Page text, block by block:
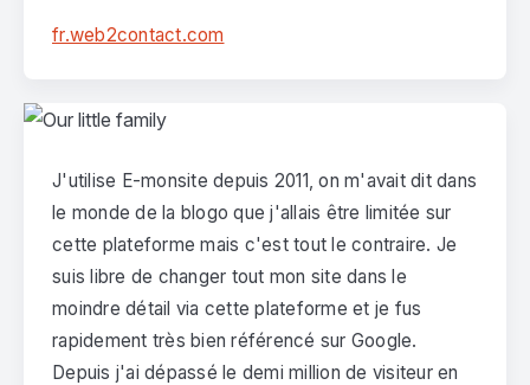
fr.web2contact.com
J'utilise E-monsite depuis 2011, on m'avait dit dans
le monde de la blogo que j'allais être limitée sur
cette plateforme mais c'est tout le contraire. Je
suis libre de changer tout mon site dans le
moindre détail via cette plateforme et je fus
rapidement très bien référencé sur Google.
Depuis j'ai dépassé le demi million de visiteur en